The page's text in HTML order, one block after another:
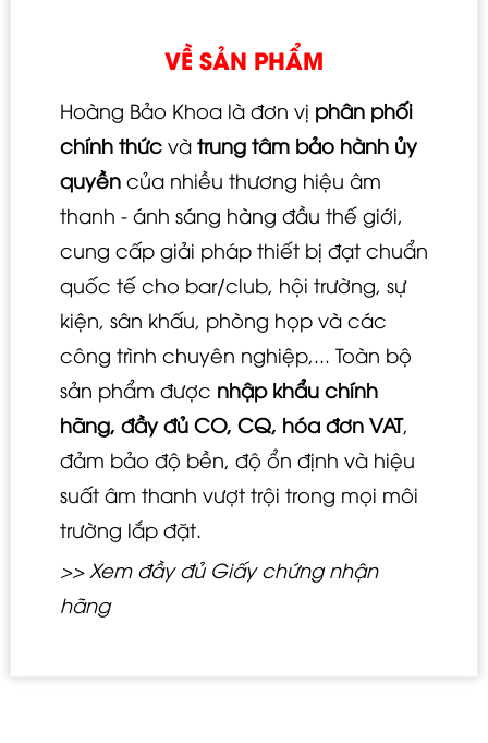
VỀ SẢN PHẨM
Hoàng Bảo Khoa là đơn vị phân phối
chính thứcvà trung tâm bảo hành ủy
quyềncủa nhiều thương hiệu âm
thanh - ánh sáng hàng đầu thế giới,
cung cấp giải pháp thiết bị đạt chuẩn
quốc tế cho bar/club, hội trường, sự
kiện, sân khấu, phòng họp và các
công trình chuyên nghiệp,... Toàn bộ
sản phẩm được nhập khẩu chính
hãng, đầy đủ CO, CQ, hóa đơn VAT,
đảm bảo độ bền, độ ổn định và hiệu
suất âm thanh vượt trội trong mọi môi
trường lắp đặt.
>> Xem đầy đủ Giấy chứng nhận
hãng